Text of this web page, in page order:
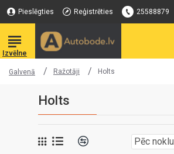
Pieslēgties Reģistrēties 25588879
Galvenā Ražotāji Holts
Holts